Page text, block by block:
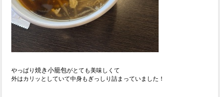
やっぱり焼き小籠包がとても美味しくて
外はカリッとしていて中身もぎっしり詰まっていました！